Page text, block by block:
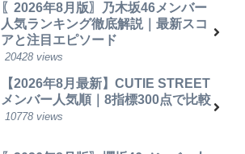
〖2026年8月版〗乃木坂46メンバー
人気ランキング徹底解説｜最新スコ
アと注目エピソード
20428 views
【2026年8月最新】CUTIE STREET
メンバー人気順｜8指標300点で比較
10778 views